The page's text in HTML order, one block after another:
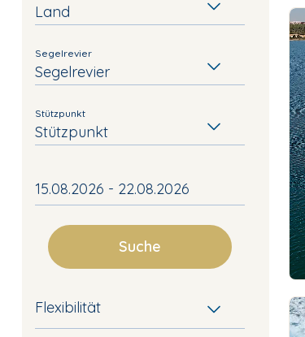
Land
Segelrevier
Segelrevier
Stützpunkt
Stützpunkt
Suche
Flexibilität